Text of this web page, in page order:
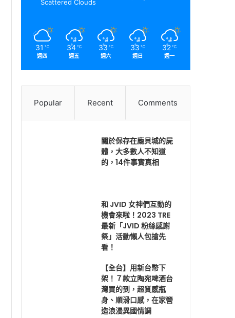
Scattered Clouds
31 ℃
週四
34 ℃
週五
33 ℃
週六
33 ℃
週日
32 ℃
週一
Popular Recent Comments
關於保存在龐貝城的屍
體，大多數人不知道
的，14件事實真相
和 JVID 女神們互動的
機會來啦！2023 TRE
最新「JVID 粉絲感謝
祭」活動懶人包搶先
看！
【全台】用新台幣下
架！７款立陶宛啤酒台
灣買的到，超質感瓶
身、順滑口感，在家營
造浪漫異國情調